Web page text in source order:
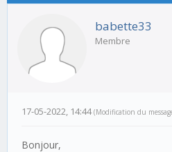
babette33
Membre
17-05-2022, 14:44(Modification du
Bonjour,